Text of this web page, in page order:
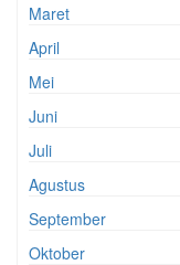
Maret
April
Mei
Juni
Juli
Agustus
September
Oktober